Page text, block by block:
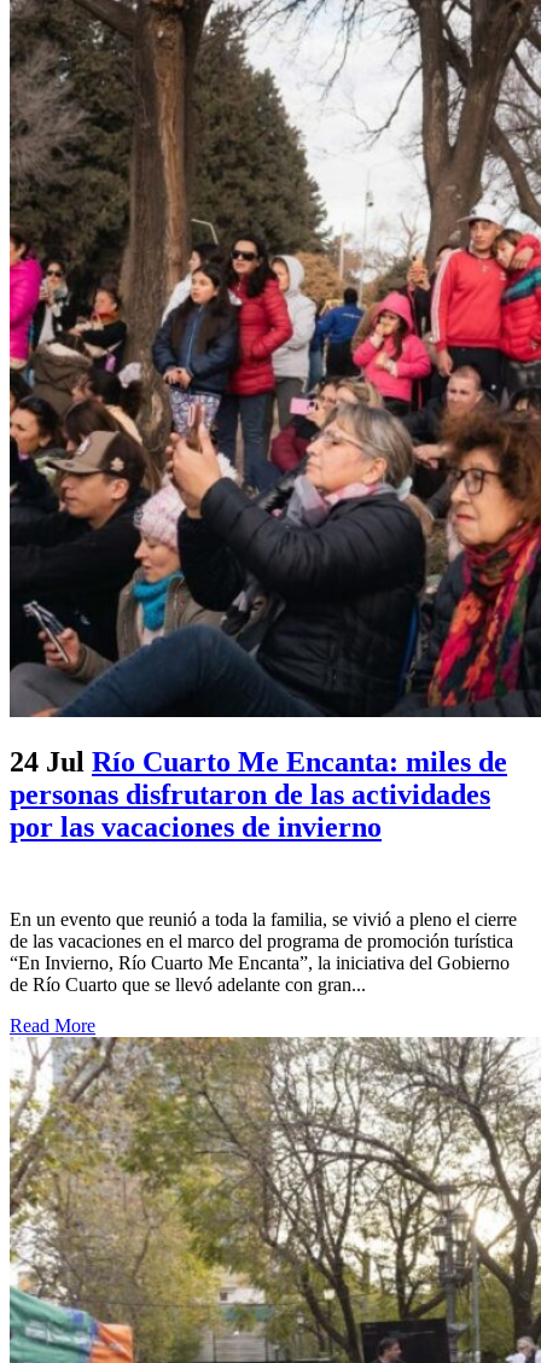
24 Jul Río Cuarto Me Encanta: miles de
personas disfrutaron de las actividades
por las vacaciones de invierno
En un evento que reunió a toda la familia, se vivió a pleno el cierre
de las vacaciones en el marco del programa de promoción turística
“En Invierno, Río Cuarto Me Encanta”, la iniciativa del Gobierno
de Río Cuarto que se llevó adelante con gran...
Read More